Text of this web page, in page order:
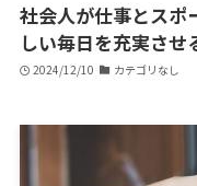
社会人が仕事とスポ
しい毎日を充実させ
2024/12/10 カテゴリなし